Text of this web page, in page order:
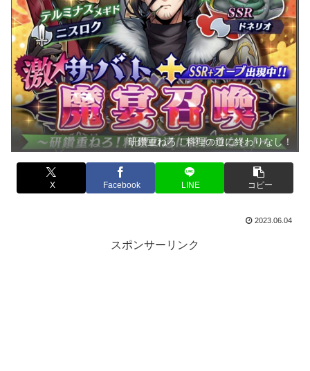
研鑽重ねろ！料理の道に終わりなし！
X Facebook LINE コピー
2023.06.04
スポンサーリンク